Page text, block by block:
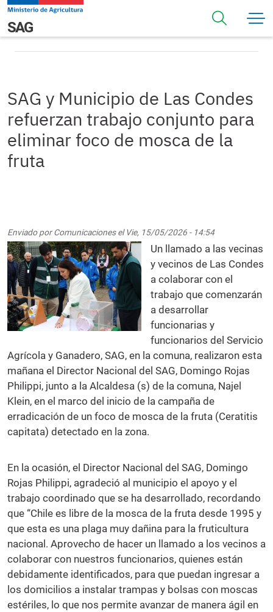
Pasar al contenido principal
Navegación principal
SAGSAG y Municipio de Las Condes refuerzan trabajo
conjunto para eliminar foco de mosca de la fruta
SAG y Municipio de Las Condes
refuerzan trabajo conjunto para
eliminar foco de mosca de la
fruta
Enviado porComunicacioneselVie, 15/05/2026 - 14:54
Un llamado a las vecinas
y vecinos de Las Condes
a colaborar con el
trabajo que comenzarán
a desarrollar
funcionarias y
funcionarios del Servicio
Agrícola y Ganadero, SAG, en la comuna, realizaron esta
mañana el Director Nacional del SAG, Domingo Rojas
Philippi, junto a la Alcaldesa (s) de la comuna, Najel
Klein, en el marco del inicio de la campaña de
erradicación de un foco de mosca de la fruta (Ceratitis
capitata) detectado en la zona.
En la ocasión, el Director Nacional del SAG, Domingo
Rojas Philippi, agradeció al municipio el apoyo y el
trabajo coordinado que se ha desarrollado, recordando
que “Chile es libre de la mosca de la fruta desde 1995 y
que esta es una plaga muy dañina para la fruticultura
nacional. Aprovecho de hacer un llamado a los vecinos a
colaborar con nuestros funcionarios, quienes están
debidamente identificados, para que puedan ingresar a
los domicilios a instalar trampas y bolsas con moscas
estériles, lo que nos permite avanzar de manera ágil en